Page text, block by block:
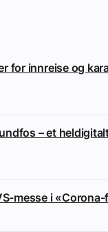
for innreise og
– et
messe i